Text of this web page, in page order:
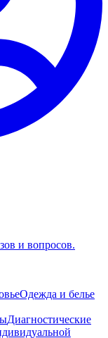
и вопросов.
Одежда и белье
Диагностические